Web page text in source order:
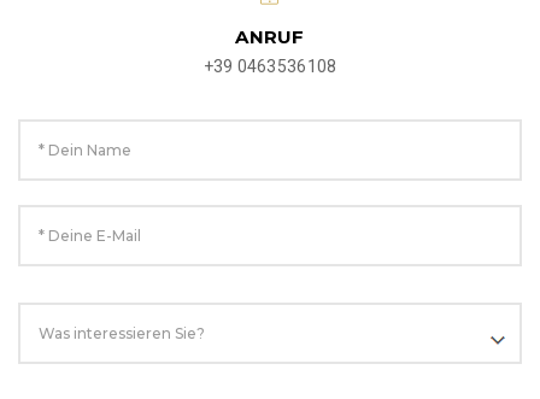
ANRUF
+39 0463536108